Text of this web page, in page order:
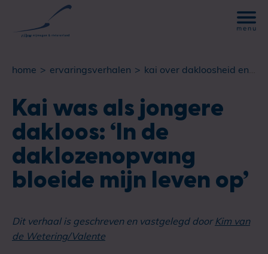
home ervaringsverhalen kai over dakloosheid en zijn herstel
Kai was als jongere
dakloos: ‘In de
daklozenopvang
bloeide mijn leven op’
Dit verhaal is geschreven en vastgelegd doorKim van
de Wetering/Valente